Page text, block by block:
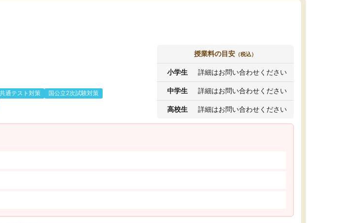
通テスト対策
国公立2次試験対策
授業料の目安 （税込）
小学生 詳細はお問い合わせください
中学生 詳細はお問い合わせください
高校生 詳細はお問い合わせください